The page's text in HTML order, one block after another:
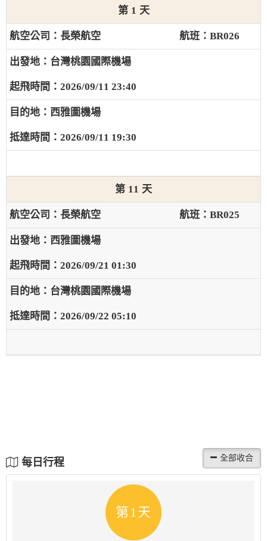
1
長榮航空 BR026
台灣桃園國際機場
2026/09/11 23:40
西雅圖機場
2026/09/11 19:30
11
長榮航空 BR025
西雅圖機場
2026/09/21 01:30
台灣桃園國際機場
2026/09/22 05:10
每日行程
第1天